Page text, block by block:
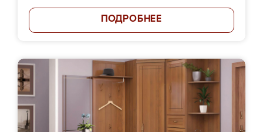
ПОДРОБНЕЕ